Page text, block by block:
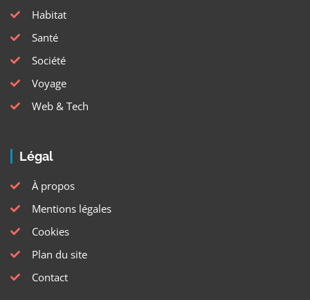
Habitat
Santé
Société
Voyage
Web & Tech
Légal
À propos
Mentions légales
Cookies
Plan du site
Contact